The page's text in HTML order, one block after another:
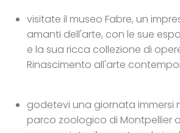
visitate il museo Fabre, un
amanti dell'arte, con le sue
e la sua ricca collezione di
Rinascimento all'arte
godetevi una giornata immersi
parco zoologico di Montpellier